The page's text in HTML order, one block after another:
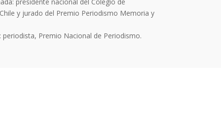
y jurado del Premio Periodismo Memoria y
periodista, Premio Nacional de Periodismo.